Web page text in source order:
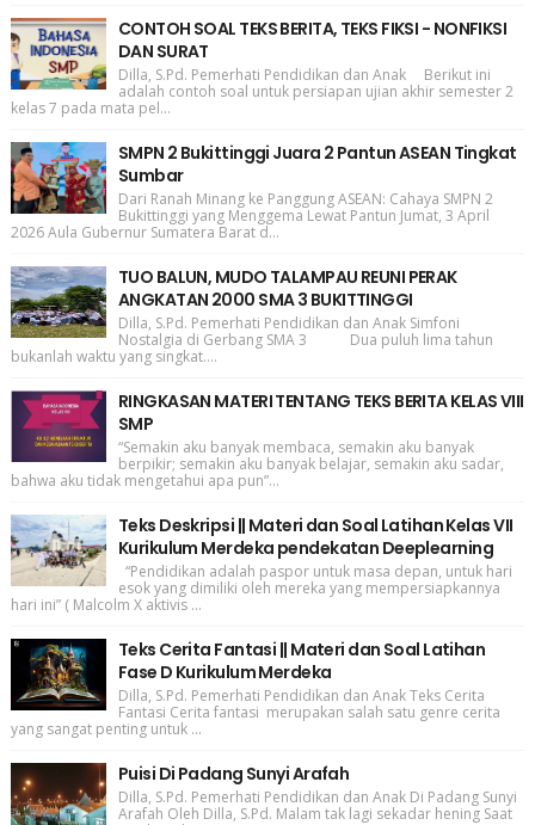
CONTOH SOAL TEKS BERITA, TEKS FIKSI - NONFIKSI
DAN SURAT
Dilla, S.Pd. Pemerhati Pendidikan dan Anak Berikut ini
adalah contoh soal untuk persiapan ujian akhir semester 2
kelas 7 pada mata pel...
SMPN 2 Bukittinggi Juara 2 Pantun ASEAN Tingkat
Sumbar
Dari Ranah Minang ke Panggung ASEAN: Cahaya SMPN 2
Bukittinggi yang Menggema Lewat Pantun Jumat, 3 April
2026 Aula Gubernur Sumatera Barat d...
TUO BALUN, MUDO TALAMPAU REUNI PERAK
ANGKATAN 2000 SMA 3 BUKITTINGGI
Dilla, S.Pd. Pemerhati Pendidikan dan Anak Simfoni
Nostalgia di Gerbang SMA 3 Dua puluh lima tahun
bukanlah waktu yang singkat....
RINGKASAN MATERI TENTANG TEKS BERITA KELAS VIII
SMP
“Semakin aku banyak membaca, semakin aku banyak
berpikir; semakin aku banyak belajar, semakin aku sadar,
bahwa aku tidak mengetahui apa pun”...
Teks Deskripsi || Materi dan Soal Latihan Kelas VII
Kurikulum Merdeka pendekatan Deeplearning
“Pendidikan adalah paspor untuk masa depan, untuk hari
esok yang dimiliki oleh mereka yang mempersiapkannya
hari ini” ( Malcolm X aktivis ...
Teks Cerita Fantasi || Materi dan Soal Latihan
Fase D Kurikulum Merdeka
Dilla, S.Pd. Pemerhati Pendidikan dan Anak Teks Cerita
Fantasi Cerita fantasi merupakan salah satu genre cerita
yang sangat penting untuk ...
Puisi Di Padang Sunyi Arafah
Dilla, S.Pd. Pemerhati Pendidikan dan Anak Di Padang Sunyi
Arafah Oleh Dilla, S.Pd. Malam tak lagi sekadar hening Saat